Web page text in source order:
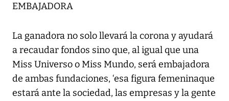
EMBAJADORA
La ganadora no solo llevará la corona y ayudará
a recaudar fondos sino que, al igual que una
Miss Universo o Miss Mundo, será embajadora
de ambas fundaciones, ‘esa figura femeninaque
estará ante la sociedad, las empresas y la gente